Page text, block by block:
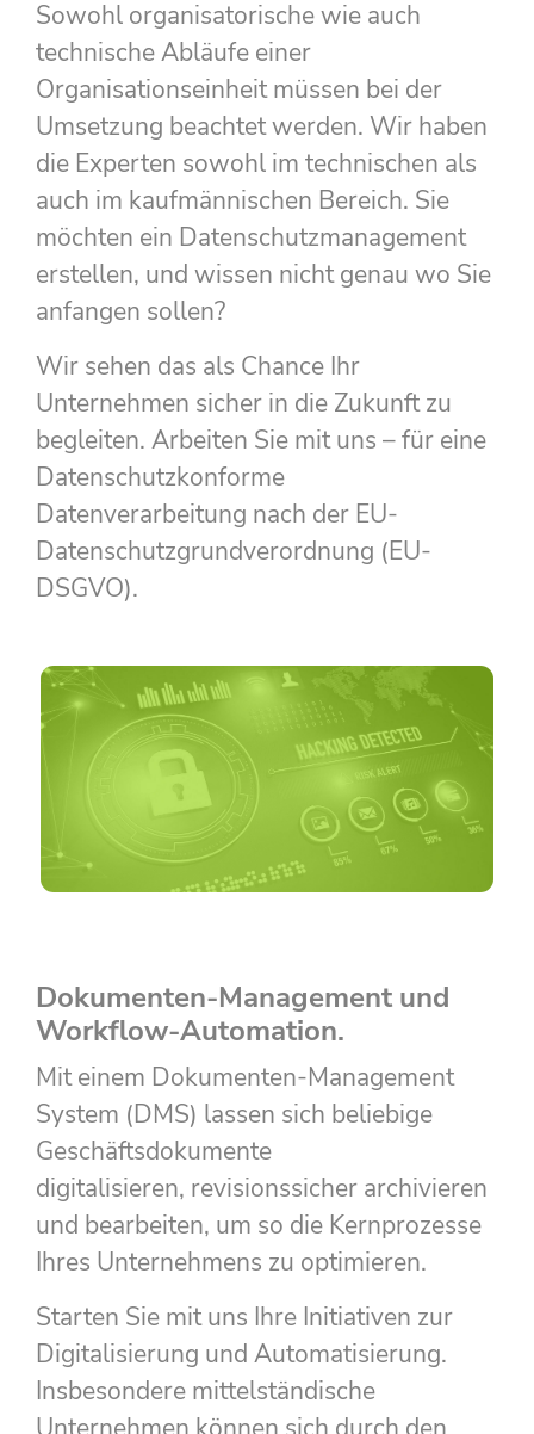
Sowohl organisatorische wie auch
technische Abläufe einer
Organisationseinheit müssen bei der
Umsetzung beachtet werden. Wir haben
die Experten sowohl im technischen als
auch im kaufmännischen Bereich. Sie
möchten ein Datenschutzmanagement
erstellen, und wissen nicht genau wo Sie
anfangen sollen?
Wir sehen das als Chance Ihr
Unternehmen sicher in die Zukunft zu
begleiten. Arbeiten Sie mit uns – für eine
Datenschutzkonforme
Datenverarbeitung nach der EU-
Datenschutzgrundverordnung (EU-
DSGVO).
Dokumenten-Management und
Workflow-Automation.
Mit einem Dokumenten-Management
System (DMS) lassen sich beliebige
Geschäftsdokumente
digitalisieren, revisionssicher archivieren
und bearbeiten, um so die Kernprozesse
Ihres Unternehmens zu optimieren.
Starten Sie mit uns Ihre Initiativen zur
Digitalisierung und Automatisierung.
Insbesondere mittelständische